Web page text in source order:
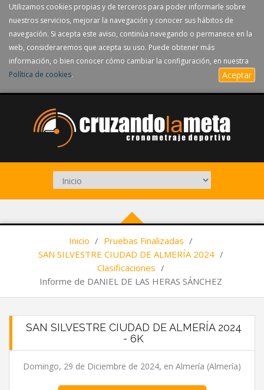
Utilizamos cookies propias y de terceros para poder informarle sobre
nuestros servicios, mejorar la navegación y conocer sus hábitos de
navegación. Si acepta este aviso, continúa navegando o permanece en la
web, consideraremos que acepta su uso. Puede obtener más
información, o bien conocer cómo cambiar la configuración, en nuestra
Política de cookies. Aceptar
Inicio / Pruebas Finalizadas /
SAN SILVESTRE CIUDAD DE ALMERÍA 2024 /
Clasificaciones /
Informe de DANIEL DE LAS HERAS SÁNCHEZ
SAN SILVESTRE CIUDAD DE ALMERÍA 2024
- 6K
Domingo, 29 de Diciembre de 2024, en Almería (Almería)